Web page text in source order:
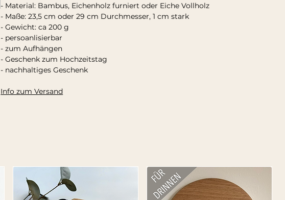
- Material: Bambus, Eichenholz furniert oder Eiche Vollholz
- Maße: 23,5 cm oder 29 cm Durchmesser, 1 cm stark
- Gewicht: ca 200 g
- persoanlisierbar
- zum Aufhängen
- Geschenk zum Hochzeitstag
- nachhaltiges Geschenk
Info zum Versand